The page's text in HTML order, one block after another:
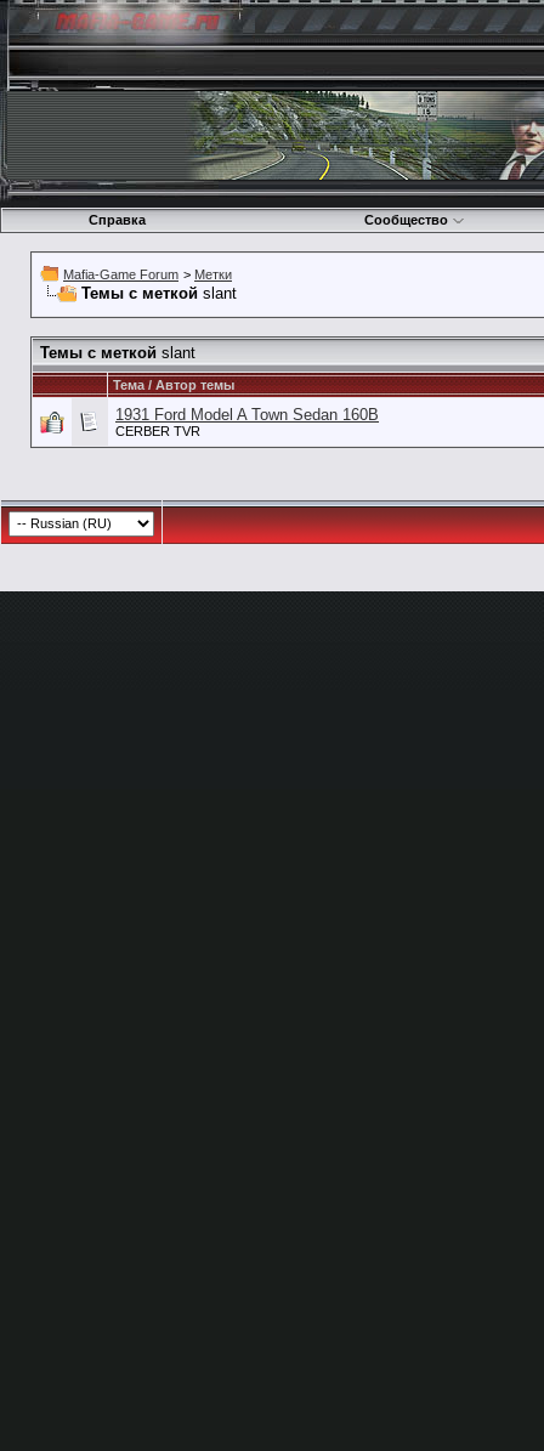
Справка Сообщество
Mafia-Game Forum > Метки
Темы с меткой slant
Темы с меткой slant
Тема / Автор темы
1931 Ford Model A Town Sedan 160B
CERBER TVR